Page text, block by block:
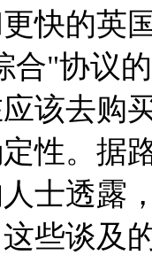
快的英
合"协议
该去购
性。据
士透露
些谈及